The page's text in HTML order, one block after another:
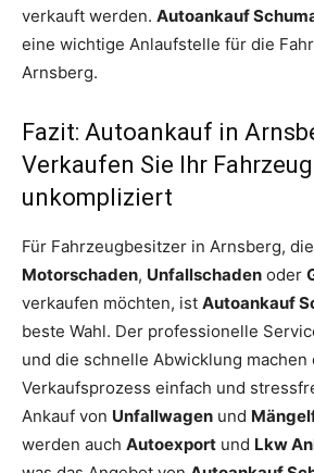
verkauft werden. Autoankauf
eine wichtige Anlaufstelle für die
Arnsberg.
Fazit: Autoankauf in
Verkaufen Sie Ihr
unkompliziert
Für Fahrzeugbesitzer in Arnsberg,
Motorschaden, Unfallschaden oder
verkaufen möchten, ist Autoankauf
beste Wahl. Der professionelle
und die schnelle Abwicklung machen
Verkaufsprozess einfach und
Ankauf von Unfallwagen und
werden auch Autoexport und Lkw